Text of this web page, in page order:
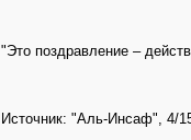
"Это поздравление –
Источник: "Аль-Инсаф", 4/